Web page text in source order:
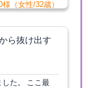
様（女性/32歳）
ら抜け出す
した。 ここ最